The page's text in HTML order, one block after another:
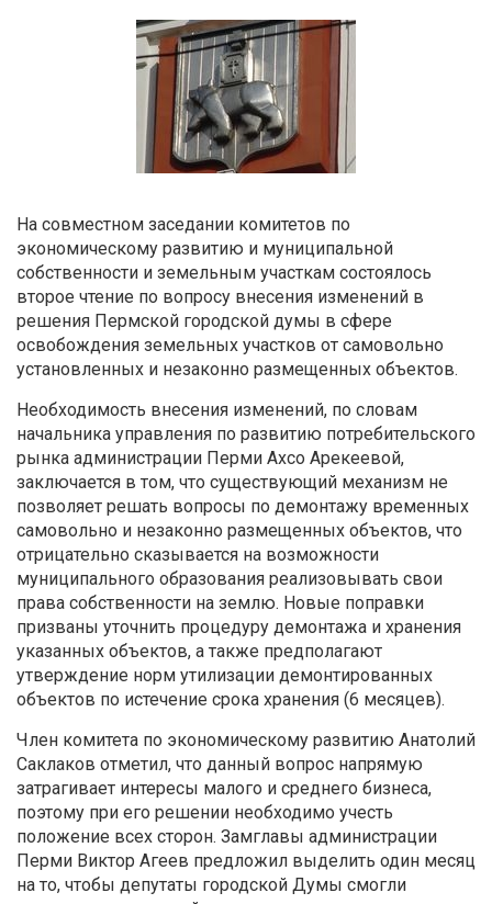
На совместном заседании комитетов по
экономическому развитию и муниципальной
собственности и земельным участкам состоялось
второе чтение по вопросу внесения изменений в
решения Пермской городской думы в сфере
освобождения земельных участков от самовольно
установленных и незаконно размещенных объектов.
Необходимость внесения изменений, по словам
начальника управления по развитию потребительского
рынка администрации Перми Ахсо Арекеевой,
заключается в том, что существующий механизм не
позволяет решать вопросы по демонтажу временных
самовольно и незаконно размещенных объектов, что
отрицательно сказывается на возможности
муниципального образования реализовывать свои
права собственности на землю. Новые поправки
призваны уточнить процедуру демонтажа и хранения
указанных объектов, а также предполагают
утверждение норм утилизации демонтированных
объектов по истечение срока хранения (6 месяцев).
Член комитета по экономическому развитию Анатолий
Саклаков отметил, что данный вопрос напрямую
затрагивает интересы малого и среднего бизнеса,
поэтому при его решении необходимо учесть
положение всех сторон. Замглавы администрации
Перми Виктор Агеев предложил выделить один месяц
на то, чтобы депутаты городской Думы смогли